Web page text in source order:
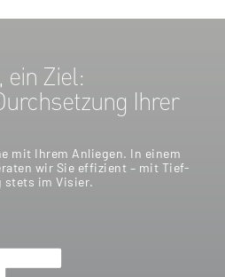
ein Ziel:
Ihrer
mit Ihrem Anliegen. In einem
wir Sie effizient – mit Tief-
stets im Visier.